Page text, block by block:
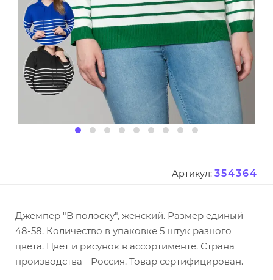
Артикул: 354364
Джемпер "В полоску", женский. Размер единый
48-58. Количество в упаковке 5 штук разного
цвета. Цвет и рисунок в ассортименте. Страна
производства - Россия. Товар сертифицирован.